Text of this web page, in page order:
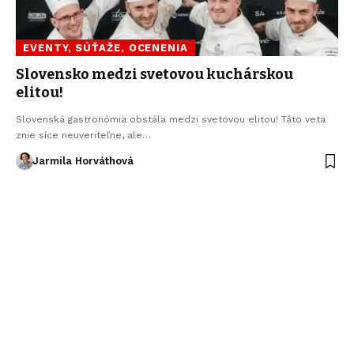
EVENTY, SÚŤAŽE, OCENENIA
Slovensko medzi svetovou kuchárskou
elitou!
Slovenská gastronómia obstála medzi svetovou elitou! Táto veta
znie síce neuveriteľne, ale…
Jarmila Horváthová